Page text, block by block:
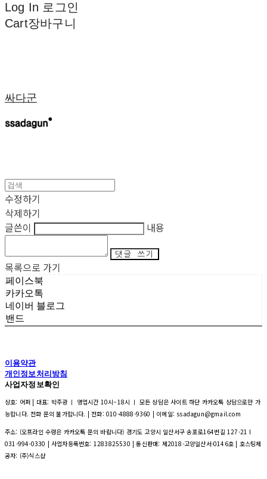
Log In 로그인
Cart장바구니
싸다군
수정하기
삭제하기
글쓴이
내용
댓글 쓰기
목록으로 가기
페이스북
카카오톡
네이버 블로그
밴드
이용약관
개인정보처리방침
사업자정보확인
상호: 어퍼 | 대표: 박주광 ㅣ 영업시간 10시~18시 ㅣ 모든 상담은 사이트 하단 카카오톡 상담으로만 가
능합니다. 전화 문의 불가합니다. | 전화: 010-4888-9360 | 이메일: ssadagun@gmail.com
주소: (오프라인 수령은 카카오톡 문의 바랍니다) 경기도 고양시 일산서구 송포로164번길 127-21 l
031-994-0330 | 사업자등록번호: 1283825530 | 통신판매: 제2018-고양일산서-0146호 | 호스팅제
공자: (주)식스샵